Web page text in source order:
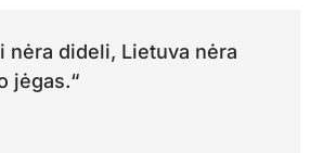
nėra dideli, Lietuva nėra
jėgas.“